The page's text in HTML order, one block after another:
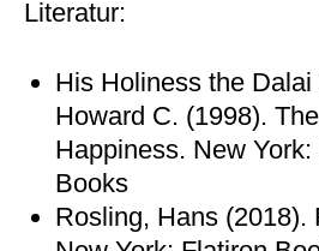
Literatur:
His Holiness the
Howard C. (1998).
Happiness. New
Books
Rosling, Hans (2018).